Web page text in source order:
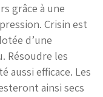
grâce à une
Crisin est
d’une
Résoudre les
aussi efficace. Les
ainsi secs